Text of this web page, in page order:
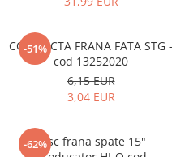
-51%
CONDUCTA FRANA FATA STG -
cod 13252020
6,15 EUR
3,04 EUR
-62%Disc frana spate 15"